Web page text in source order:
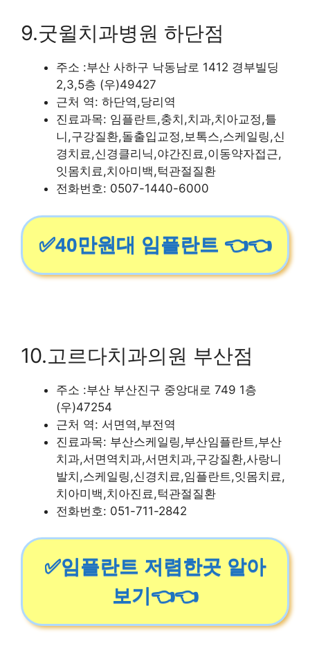
9.굿윌치과병원 하단점
주소 :부산 사하구 낙동남로 1412 경부빌딩
2,3,5층 (우)49427
근처 역: 하단역,당리역
진료과목: 임플란트,충치,치과,치아교정,틀
니,구강질환,돌출입교정,보톡스,스케일링,신
경치료,신경클리닉,야간진료,이동약자접근,
잇몸치료,치아미백,턱관절질환
전화번호: 0507-1440-6000
✅40만원대 임플란트 👈👈
10.고르다치과의원 부산점
주소 :부산 부산진구 중앙대로 749 1층
(우)47254
근처 역: 서면역,부전역
진료과목: 부산스케일링,부산임플란트,부산
치과,서면역치과,서면치과,구강질환,사랑니
발치,스케일링,신경치료,임플란트,잇몸치료,
치아미백,치아진료,턱관절질환
전화번호: 051-711-2842
✅임플란트 저렴한곳 알아
보기👈👈